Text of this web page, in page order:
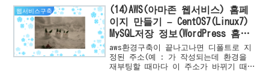
설...
웹서비스구축
(14)AWS(아마존 웹서비스) 홈페
이지 만들기 – CentOS7(Linux7)
MySQL저장 정보(WordPress 홈페
이지URL)에 구입한 Public도메인
을 설정하기
aws환경구축이 끝나고나면 디폴트로 지
정된 주소(예 : 가 작성되는데 환경을
재부팅할 때마다 이 주소가 바뀌기 때문